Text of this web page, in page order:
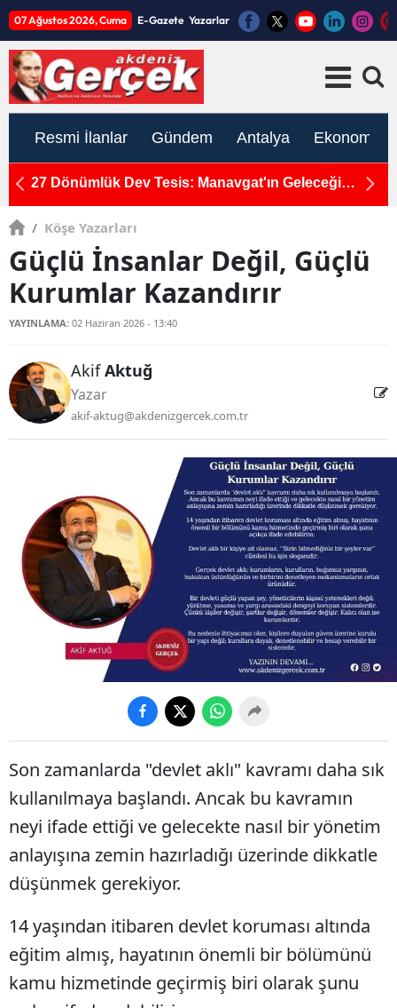
07 Ağustos 2026, Cuma E-Gazete Yazarlar
Resmi İlanlar Gündem Antalya Ekonomi
27 Dönümlük Dev Tesis: Manavgat'ın Geleceği
/ Köşe Yazarları
Güçlü İnsanlar Değil, Güçlü
Kurumlar Kazandırır
YAYINLAMA: 02 Haziran 2026 - 13:40
AkifAktuğ
Yazar
akif-aktug@akdenizgercek.com.tr
Son zamanlarda "devlet aklı" kavramı daha sık
kullanılmaya başlandı. Ancak bu kavramın
neyi ifade ettiği ve gelecekte nasıl bir yönetim
anlayışına zemin hazırladığı üzerinde dikkatle
düşünmek gerekiyor.
14 yaşından itibaren devlet koruması altında
eğitim almış, hayatının önemli bir bölümünü
kamu hizmetinde geçirmiş biri olarak şunu